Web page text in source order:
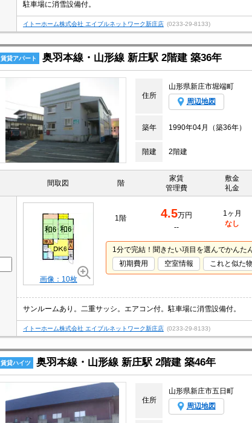
駐車場に消雪設備付。
イトーホーム株式会社 エイブルネットワーク新庄店 (0233-29-8133)
賃貸アパート 奥羽本線・山形線 新庄駅 2階建 築36年
住所
山形県新庄市堀端町
周辺地図
築年
1990年04月（築36年）
階建 2階建
間取図 階
家賃
管理費
敷金
礼金
画像：10枚
1階 4.5万円
--
1ヶ月
なし
1分で完結！聞きたい項目を選んでかんた
初期費用
空室情報 これと似た
サンルームあり。二重サッシ。エアコン付。駐車場に消雪設備付。
イトーホーム株式会社 エイブルネットワーク新庄店 (0233-29-8133)
賃貸ハイツ 奥羽本線・山形線 新庄駅 2階建 築46年
住所
山形県新庄市五日町
周辺地図